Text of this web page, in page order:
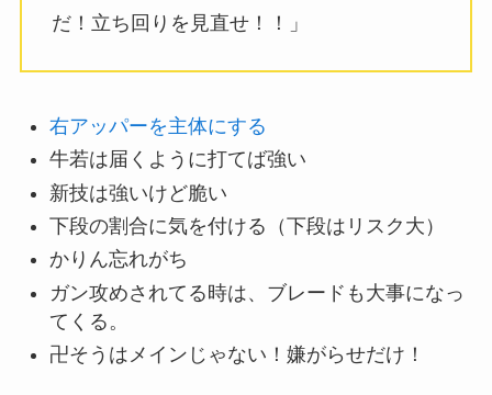
だ！立ち回りを見直せ！！」
右アッパーを主体にする
牛若は届くように打てば強い
新技は強いけど脆い
下段の割合に気を付ける（下段はリスク大）
かりん忘れがち
ガン攻めされてる時は、ブレードも大事になっ
てくる。
卍そうはメインじゃない！嫌がらせだけ！